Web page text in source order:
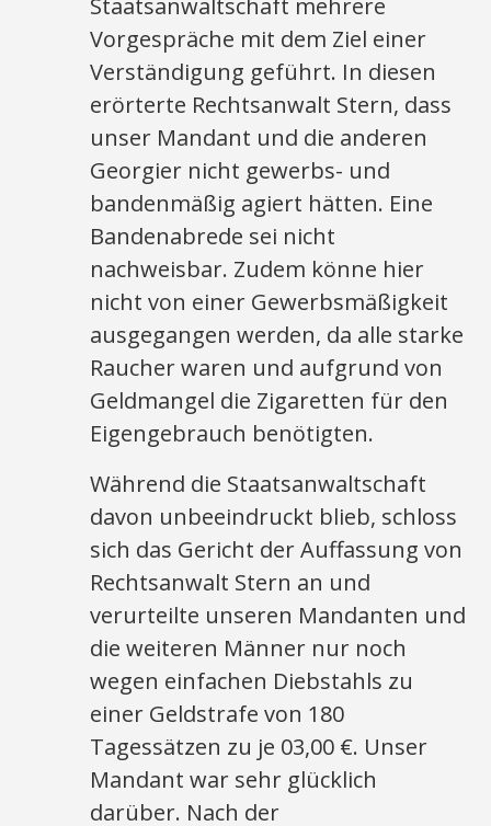
Staatsanwaltschaft mehrere
Vorgespräche mit dem Ziel einer
Verständigung geführt. In diesen
erörterte Rechtsanwalt Stern, dass
unser Mandant und die anderen
Georgier nicht gewerbs- und
bandenmäßig agiert hätten. Eine
Bandenabrede sei nicht
nachweisbar. Zudem könne hier
nicht von einer Gewerbsmäßigkeit
ausgegangen werden, da alle starke
Raucher waren und aufgrund von
Geldmangel die Zigaretten für den
Eigengebrauch benötigten.
Während die Staatsanwaltschaft
davon unbeeindruckt blieb, schloss
sich das Gericht der Auffassung von
Rechtsanwalt Stern an und
verurteilte unseren Mandanten und
die weiteren Männer nur noch
wegen einfachen Diebstahls zu
einer Geldstrafe von 180
Tagessätzen zu je 03,00 €. Unser
Mandant war sehr glücklich
darüber. Nach der